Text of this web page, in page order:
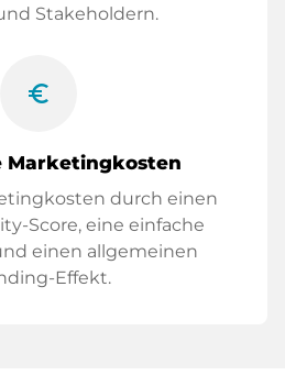
Stakeholdern.
euro_symbol
Marketingkosten
durch einen
Score, eine einfache
einen allgemeinen
Effekt.